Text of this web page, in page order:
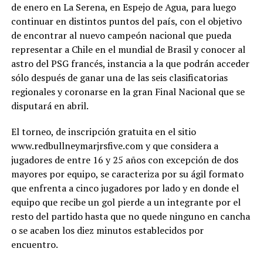
de enero en La Serena, en Espejo de Agua, para luego
continuar en distintos puntos del país, con el objetivo
de encontrar al nuevo campeón nacional que pueda
representar a Chile en el mundial de Brasil y conocer al
astro del PSG francés, instancia a la que podrán acceder
sólo después de ganar una de las seis clasificatorias
regionales y coronarse en la gran Final Nacional que se
disputará en abril.
El torneo, de inscripción gratuita en el sitio
www.redbullneymarjrsfive.com y que considera a
jugadores de entre 16 y 25 años con excepción de dos
mayores por equipo, se caracteriza por su ágil formato
que enfrenta a cinco jugadores por lado y en donde el
equipo que recibe un gol pierde a un integrante por el
resto del partido hasta que no quede ninguno en cancha
o se acaben los diez minutos establecidos por
encuentro.